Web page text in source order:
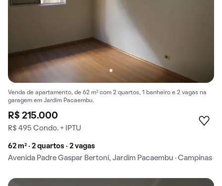
Venda de apartamento, de 62 m² com 2 quartos, 1 banheiro e 2 vagas na
garagem em Jardim Pacaembu.
R$ 215.000
R$ 495 Condo. + IPTU
62 m² · 2 quartos · 2 vagas
Avenida Padre Gaspar Bertoni, Jardim Pacaembu · Campinas